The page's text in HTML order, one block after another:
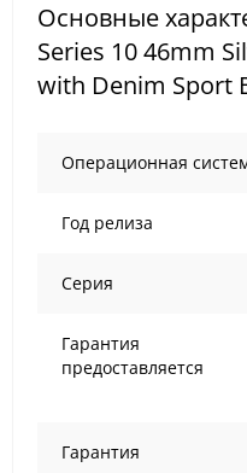
Основные
Series 10 46mm
with Denim Sport
Операционная
Год релиза
Серия
Гарантия
предоставляется
Гарантия